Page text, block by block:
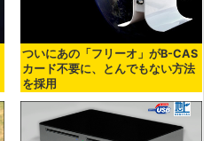
ついにあの「フリーオ」がB-CAS
カード不要に、とんでもない方法
を採用